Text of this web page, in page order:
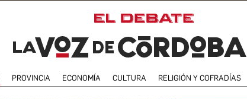
PROVINCIA ECONOMÍA CULTURA RELIGIÓN Y COFRADÍAS